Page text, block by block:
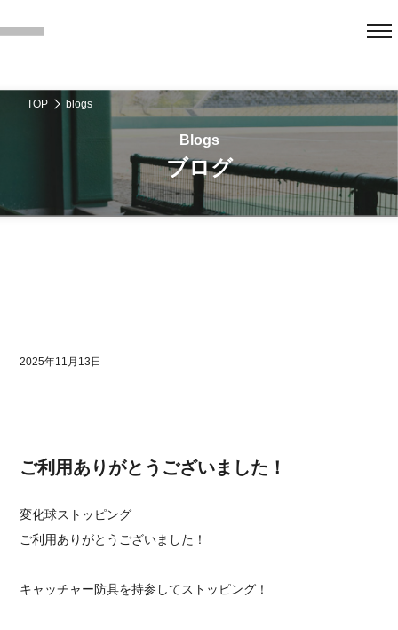
TOP blogs
ブログ
2025年11月13日
ご利用ありがとうございました！
変化球ストッピング
ご利用ありがとうございました！
キャッチャー防具を持参してストッピング！